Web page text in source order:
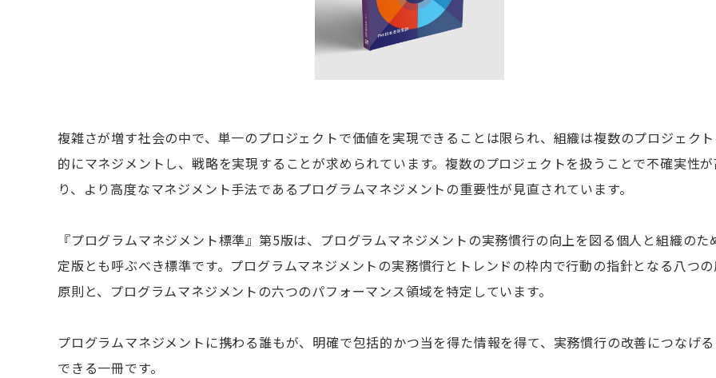
複雑さが増す社会の中で、単一のプロジェクトで価値を実現できることは限られ、組織は複数のプロジェク
的にマネジメントし、戦略を実現することが求められています。複数のプロジェクトを扱うことで不確実性が
り、より高度なマネジメント手法であるプログラムマネジメントの重要性が見直されています。
『プログラムマネジメント標準』第5版は、プログラムマネジメントの実務慣行の向上を図る個人と組織のた
定版とも呼ぶべき標準です。プログラムマネジメントの実務慣行とトレンドの枠内で行動の指針となる八つの
原則と、プログラムマネジメントの六つのパフォーマンス領域を特定しています。
プログラムマネジメントに携わる誰もが、明確で包括的かつ当を得た情報を得て、実務慣行の改善につなげ
できる一冊です。